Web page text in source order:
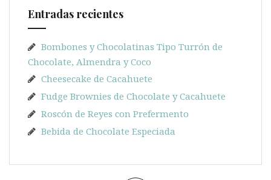
Entradas recientes
Bombones y Chocolatinas Tipo Turrón de
Chocolate, Almendra y Coco
Cheesecake de Cacahuete
Fudge Brownies de Chocolate y Cacahuete
Roscón de Reyes con Prefermento
Bebida de Chocolate Especiada